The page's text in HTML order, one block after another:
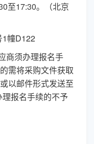
0至17:30。（北京
1幢D122
商须办理报名手
需将采购文件获取
以邮件形式发送至
报名手续的不予